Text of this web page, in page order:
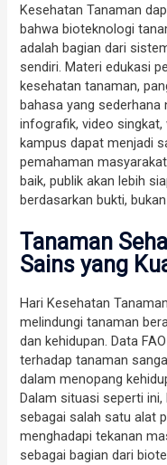
Kesehatan Tanaman
bahwa bioteknologi
adalah bagian dari
sendiri. Materi edukasi
kesehatan tanaman,
bahasa yang sederhana
infografik, video singkat,
kampus dapat menjadi
pemahaman
baik, publik akan lebih
berdasarkan bukti,
Tanaman
Sains yang
Hari Kesehatan
melindungi tanaman
dan kehidupan. Data
terhadap tanaman
dalam menopang
Dalam situasi seperti
sebagai salah satu alat
menghadapi tekanan
sebagai bagian dari